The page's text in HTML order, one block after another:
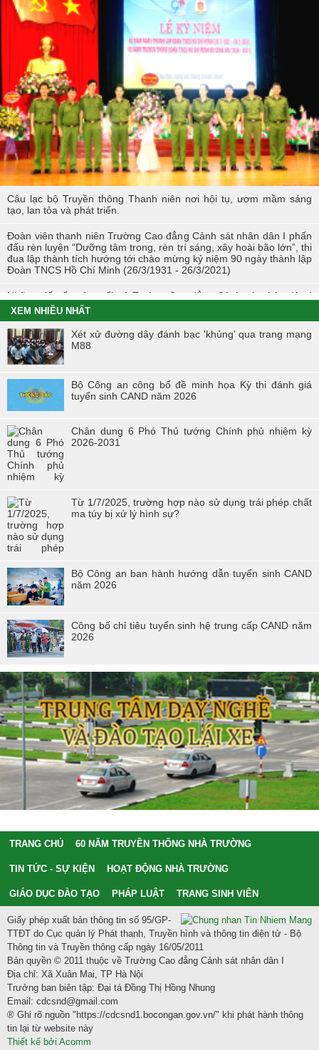
TÔI LÀM CÔNG AN XÃ
Hoạt động thực tế chính trị của cán bộ, học viên tại Hoà Bình
Hội thi tìm hiểu, sáng kiến về phòng, chống tác hại của thuốc lá
trong tuổi trẻ Trường Cao đẳng Cảnh sát nhân dân I
Tuổi trẻ Trường Cao đẳng CSND I tích cực triển khai đề án 06 của
Chính phủ
Câu lạc bộ Truyền thông Thanh niên nơi hội tụ, ươm mầm sáng
tạo, lan tỏa và phát triển.
Đoàn viên thanh niên Trường Cao đẳng Cảnh sát nhân dân I phấn
đấu rèn luyện “Dưỡng tâm trong, rèn trí sáng, xây hoài bão lớn”, thi
đua lập thành tích hướng tới chào mừng kỷ niệm 90 ngày thành lập
Đoàn TNCS Hồ Chí Minh (26/3/1931 - 26/3/2021)
Những dấu ấn của tuổi trẻ Trường Cao đẳng Cảnh sát nhân dân I
trong Tháng Thanh niên 2021
Chiến dịch tình nguyện mùa đông năm 2020 và Xuân biên cương
năm 2021 trong tuổi trẻ Trường Cao đẳng Cảnh sát nhân dân I
đoàn tại Hội thi “Đoàn viên Công đoàn Tổng cục Chính trị CAND
học tập và làm theo tư tưởng, đạo đức, phong cách Hồ Chí Minh” -
khu vực phía Bắc
Hội thi “Người chiến sĩ Cảnh sát thanh lịch, tài năng” lần thứ 2 năm
2017.
XEM NHIỀU NHẤT
Xét xử đường dây đánh bạc 'khủng' qua trang mạng
M88
Bộ Công an công bố đề minh họa Kỳ thi đánh giá
tuyển sinh CAND năm 2026
Chân dung 6 Phó Thủ tướng Chính phủ nhiệm kỳ
2026-2031
Từ 1/7/2025, trường hợp nào sử dụng trái phép chất
ma túy bị xử lý hình sự?
Bộ Công an ban hành hướng dẫn tuyển sinh CAND
năm 2026
Công bố chỉ tiêu tuyển sinh hệ trung cấp CAND năm
2026
TRANG CHỦ 60 NĂM TRUYỀN THỐNG NHÀ TRƯỜNG
TIN TỨC - SỰ KIỆN HOẠT ĐỘNG NHÀ TRƯỜNG
GIÁO DỤC ĐÀO TẠO PHÁP LUẬT TRANG SINH VIÊN
Giấy phép xuất bản thông tin số 95/GP-
TTĐT do Cục quản lý Phát thanh, Truyền hình và thông tin điện tử - Bộ
Thông tin và Truyền thông cấp ngày 16/05/2011
Bản quyền © 2011 thuộc về Trường Cao đẳng Cảnh sát nhân dân I
Địa chỉ: Xã Xuân Mai, TP Hà Nội
Trưởng ban biên tập: Đại tá Đồng Thị Hồng Nhung
Email: cdcsnd@gmail.com
® Ghi rõ nguồn "https://cdcsnd1.bocongan.gov.vn/" khi phát hành thông
tin lại từ website này
Thiết kế bởi Acomm